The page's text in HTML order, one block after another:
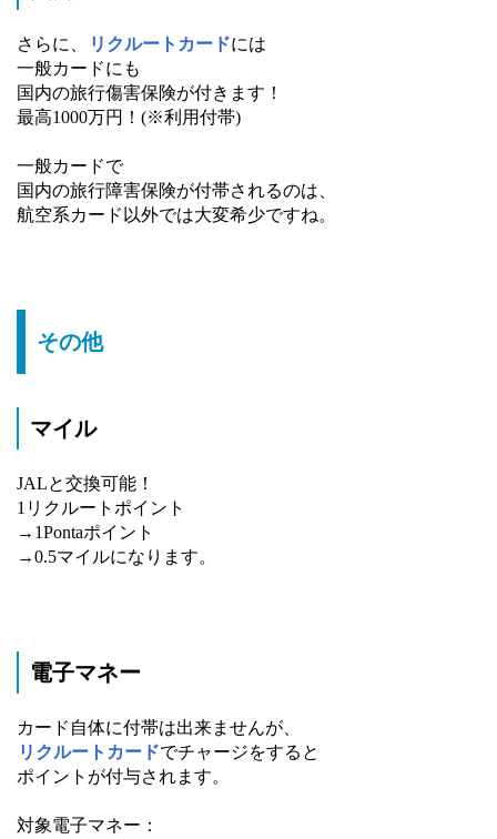
さらに、 リクルートカードには
一般カードにも
国内の旅行傷害保険が付きます！
最高1000万円！(※利用付帯)
一般カードで
国内の旅行障害保険が付帯されるのは、
航空系カード以外では大変希少ですね。
その他
マイル
JALと交換可能！
1リクルートポイント
→1Pontaポイント
→0.5マイルになります。
電子マネー
カード自体に付帯は出来ませんが、
リクルートカードでチャージをすると
ポイントが付与されます。
対象電子マネー：